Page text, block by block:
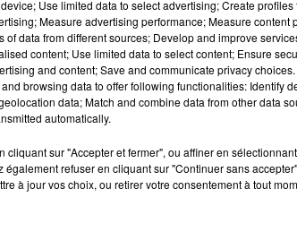
Si elles existent déjà dans des wagons
prévu en juin, l’évènement n’a pas
des mesures sanitaires.
sur les rails
entre 20 et 25 personnes,
seront ainsi attendus pour ce voyage
le moment secrète, pour revenir aux
quelle gare était la plus propice pour
le départ ou se mettent sur le
Use limited data to select advertising; Create
Measure advertising performance; Measure
of data from different sources; Develop and improve
content; Use limited data to select content; Ensure
and content; Save and communicate privacy
browsing data to offer following functionalities: Identify
data; Match and combine data from other data
automatically.
cliquant sur "Accepter et fermer", ou affiner en
également refuser en cliquant sur "Continuer sans
à jour vos choix, ou retirer votre consentement à tout